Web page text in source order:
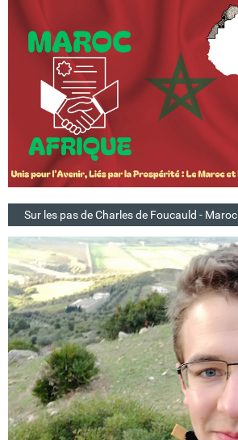
Sur les pas de Charles de Foucauld - Maroc